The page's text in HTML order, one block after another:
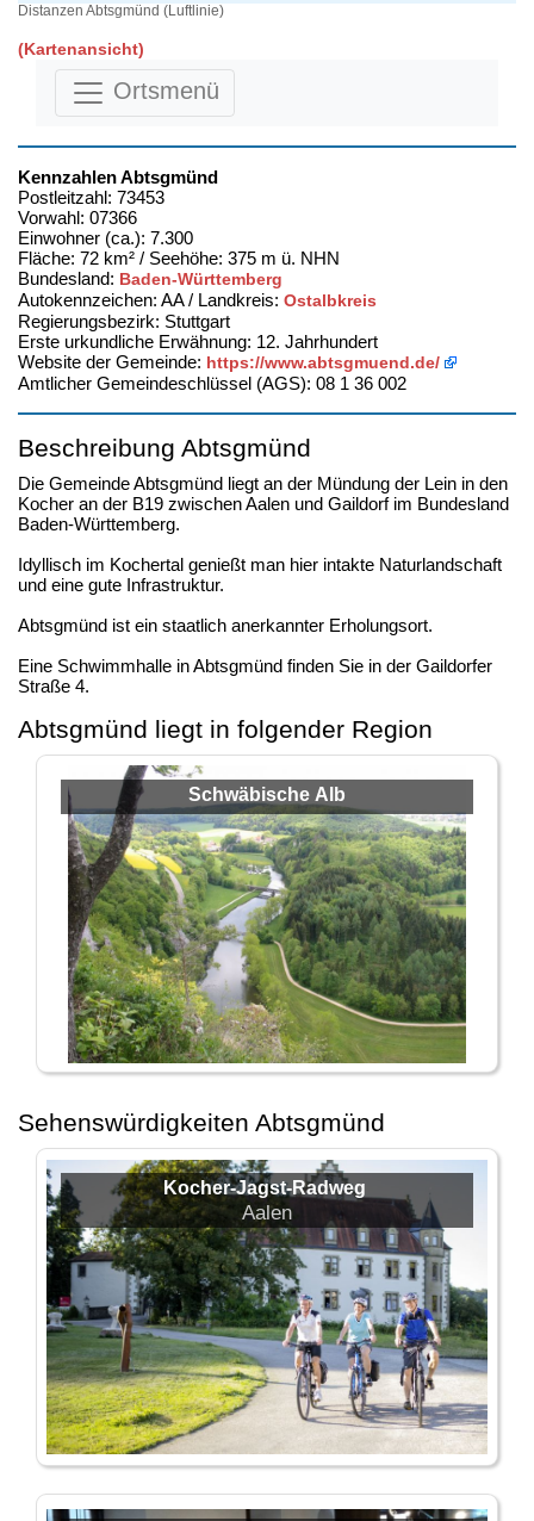
Distanzen Abtsgmünd (Luftlinie)
(Kartenansicht)
Ortsmenü
Kennzahlen Abtsgmünd
Postleitzahl: 73453
Vorwahl: 07366
Einwohner (ca.): 7.300
Fläche: 72 km² / Seehöhe: 375 m ü. NHN
Bundesland: Baden-Württemberg
Autokennzeichen: AA / Landkreis: Ostalbkreis
Regierungsbezirk: Stuttgart
Erste urkundliche Erwähnung: 12. Jahrhundert
Website der Gemeinde: https://www.abtsgmuend.de/
Amtlicher Gemeindeschlüssel (AGS): 08 1 36 002
Beschreibung Abtsgmünd
Die Gemeinde Abtsgmünd liegt an der Mündung der Lein in den
Kocher an der B19 zwischen Aalen und Gaildorf im Bundesland
Baden-Württemberg.
Idyllisch im Kochertal genießt man hier intakte Naturlandschaft
und eine gute Infrastruktur.
Abtsgmünd ist ein staatlich anerkannter Erholungsort.
Eine Schwimmhalle in Abtsgmünd finden Sie in der Gaildorfer
Straße 4.
Abtsgmünd liegt in folgender Region
Schwäbische Alb
Sehenswürdigkeiten Abtsgmünd
Kocher-Jagst-Radweg
Aalen